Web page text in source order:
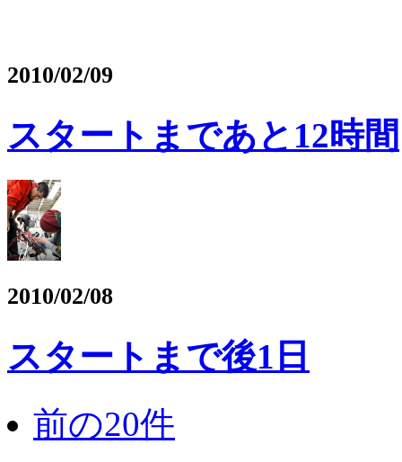
2010/02/09
スタートまであと12時間
2010/02/08
スタートまで後1日
前の20件